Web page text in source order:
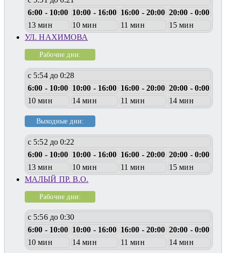
6:00 - 10:00 10:00 - 16:00 16:00 - 20:00 20:00 - 0:00
13 мин
10 мин 11 мин
15 мин
УЛ. НАХИМОВА
Рабочие дни:
с 5:54 до 0:28
6:00 - 10:00 10:00 - 16:00 16:00 - 20:00 20:00 - 0:00
10 мин
14 мин 11 мин 14 мин
Выходные дни:
с 5:52 до 0:22
6:00 - 10:00 10:00 - 16:00 16:00 - 20:00 20:00 - 0:00
13 мин
10 мин 11 мин
15 мин
МАЛЫЙ ПР. В.О.
Рабочие дни:
с 5:56 до 0:30
6:00 - 10:00 10:00 - 16:00 16:00 - 20:00 20:00 - 0:00
10 мин
14 мин 11 мин 14 мин